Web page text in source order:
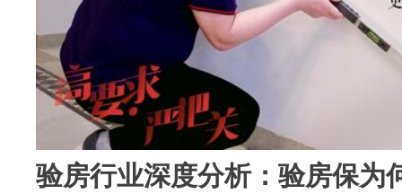
验房行业深度分析：验房保为